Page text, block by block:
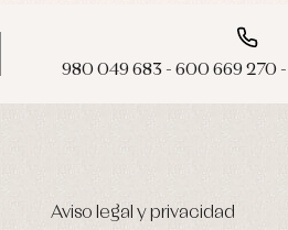
980 049 683 - 600 669 270
Aviso legal y privacidad